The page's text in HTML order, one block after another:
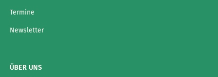
Termine
Newsletter
ÜBER UNS